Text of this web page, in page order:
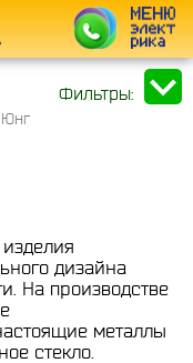
Фильтры:
Юнг
дизайна
На производстве
металлы
стекло.